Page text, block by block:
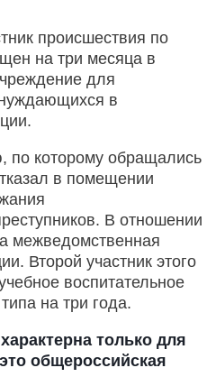
происшествия по
на три месяца в
для
в
по которому обращались
в помещении
В отношении
межведомственная
Второй участник этого
воспитательное
на три года.
только для
общероссийская